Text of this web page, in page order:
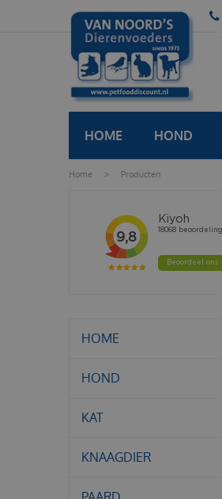
Home > Producten
HOME HOND
HOME
HOND
KAT
KNAAGDIER